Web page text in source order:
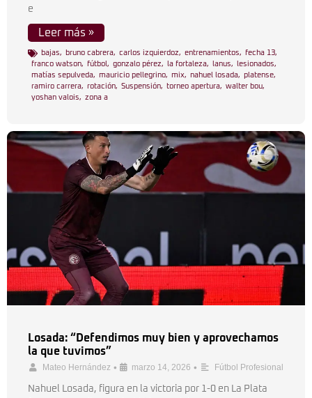
e
Leer más »
bajas, bruno cabrera, carlos izquierdoz, entrenamientos, fecha 13,
franco watson, fútbol , gonzalo pérez, la fortaleza, lanus, lesionados,
matías sepulveda, mauricio pellegrino, mix, nahuel losada, platense,
ramiro carrera, rotación, Suspensión, torneo apertura, walter bou,
yoshan valois, zona a
Losada: “Defendimos muy bien y aprovechamos
la que tuvimos”
Mateo Hernández • marzo 14, 2026 • Fútbol Profesional
Nahuel Losada, figura en la victoria por 1-0 en La Plata